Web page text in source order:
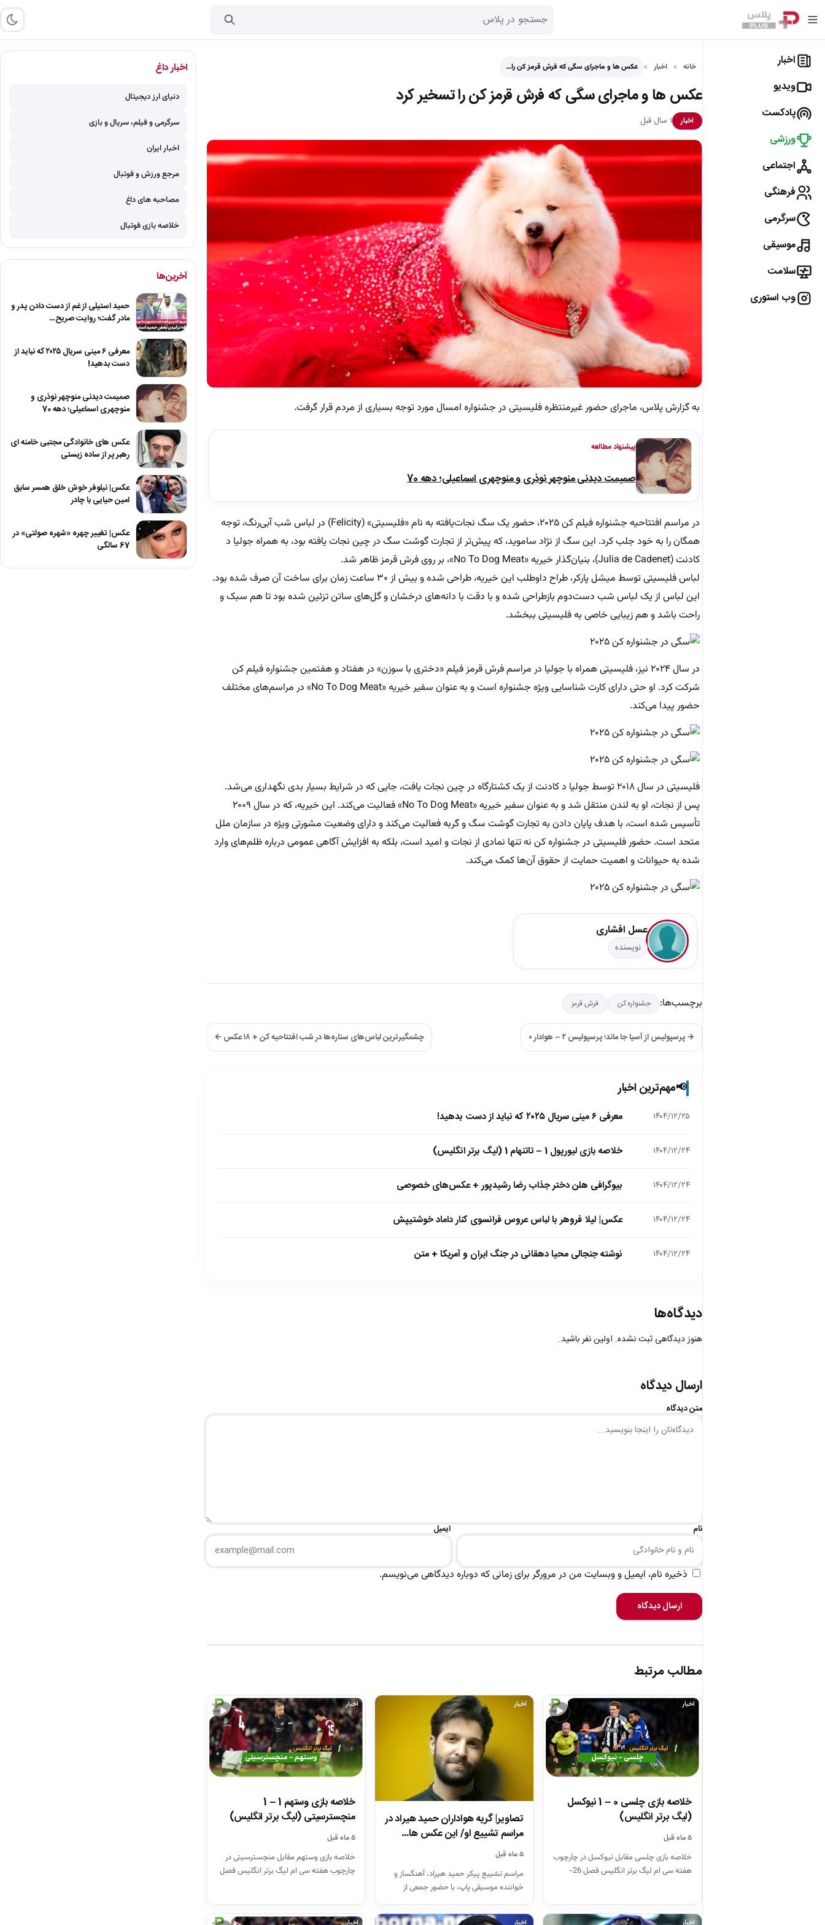
اخبار
ویدیو
پادکست
ورزشی
اجتماعی
فرهنگی
سرگرمی
موسیقی
سلامت
وب استوری
خانه اخبار عکس ها و ماجرای سگی که فرش قرمز کن را…
عکس ها و ماجرای سگی که فرش قرمز کن را تسخیر کرد
اخبار ۱ سال قبل
به گزارش پلاس، ماجرای حضور غیرمنتظره فلیسیتی در جشنواره امسال مورد توجه بسیاری از مردم قرار گرفت.
پیشنهاد مطالعه
صمیمت دیدنی منوچهر نوذری و منوچهری اسماعیلی؛ دهه 70
در مراسم افتتاحیه جشنواره فیلم کن ۲۰۲۵، حضور یک سگ نجات‌یافته به نام «فلیسیتی» (Felicity) در لباس شب آبی‌رنگ، توجه
همگان را به خود جلب کرد. این سگ از نژاد ساموید، که پیش‌تر از تجارت گوشت سگ در چین نجات یافته بود، به همراه جولیا د
کادنت (Julia de Cadenet)، بنیان‌گذار خیریه «No To Dog Meat»، بر روی فرش قرمز ظاهر شد.
لباس فلیسیتی توسط میشل پارکر، طراح داوطلب این خیریه، طراحی شده و بیش از ۳۰ ساعت زمان برای ساخت آن صرف شده بود.
این لباس از یک لباس شب دست‌دوم بازطراحی شده و با دقت با دانه‌های درخشان و گل‌های ساتن تزئین شده بود تا هم سبک و
راحت باشد و هم زیبایی خاصی به فلیسیتی ببخشد.
در سال ۲۰۲۴ نیز، فلیسیتی همراه با جولیا در مراسم فرش قرمز فیلم «دختری با سوزن» در هفتاد و هفتمین جشنواره فیلم کن
شرکت کرد. او حتی دارای کارت شناسایی ویژه جشنواره است و به عنوان سفیر خیریه «No To Dog Meat» در مراسم‌های مختلف
حضور پیدا می‌کند.
فلیسیتی در سال ۲۰۱۸ توسط جولیا د کادنت از یک کشتارگاه در چین نجات یافت، جایی که در شرایط بسیار بدی نگهداری می‌شد.
پس از نجات، او به لندن منتقل شد و به عنوان سفیر خیریه «No To Dog Meat» فعالیت می‌کند. این خیریه، که در سال ۲۰۰۹
تأسیس شده است، با هدف پایان دادن به تجارت گوشت سگ و گربه فعالیت می‌کند و دارای وضعیت مشورتی ویژه در سازمان ملل
متحد است. حضور فلیسیتی در جشنواره کن نه تنها نمادی از نجات و امید است، بلکه به افزایش آگاهی عمومی درباره ظلم‌های وارد
شده به حیوانات و اهمیت حمایت از حقوق آن‌ها کمک می‌کند.
عسل افشاری
نویسنده
برچسب‌ها: جشنواره کن فرش قرمز
→ پرسپولیس از آسیا جا ماند؛ پرسپولیس ۲ – هوادار ۰ چشمگیرترین لباس‌های ستاره‌ها در شب افتتاحیه کن + ۱۸ عکس ←
📢مهم‌ترین اخبار
۱۴۰۴/۱۲/۲۵ معرفی ۶ مینی سریال ۲۰۲۵ که نباید از دست بدهید!
۱۴۰۴/۱۲/۲۴ خلاصه بازی لیورپول 1 – تاتنهام 1 (لیگ برتر انگلیس)
۱۴۰۴/۱۲/۲۴ بیوگرافی هلن دختر جذاب رضا رشیدپور + عکس‌های خصوصی
۱۴۰۴/۱۲/۲۴ عکس| لیلا فروهر با لباس عروس فرانسوی کنار داماد خوشتیپش
۱۴۰۴/۱۲/۲۴ نوشته جنجالی محیا دهقانی در جنگ ایران و آمریکا + متن
دیدگاه‌ها
هنوز دیدگاهی ثبت نشده. اولین نفر باشید.
ارسال دیدگاه
متن دیدگاه
نام ایمیل
ذخیره نام، ایمیل و وبسایت من در مرورگر برای زمانی که دوباره دیدگاهی می‌نویسم.
ارسال دیدگاه
مطالب مرتبط
▶
اخبار
خلاصه بازی چلسی 0 – 1 نیوکسل
(لیگ برتر انگلیس)
۵ ماه قبل
خلاصه بازی چلسی مقابل نیوکسل در چارچوب
هفته سی ام لیگ برتر انگلیس فصل 26-
اخبار
تصاویر| گریه هواداران حمید هیراد در
مراسم تشییع او/ این عکس ها…
۵ ماه قبل
مراسم تشییع پیکر حمید هیراد، آهنگساز و
خواننده موسیقی پاپ، با حضور جمعی از
هنرمندان در قطعه هنرمندان…
▶
اخبار
خلاصه بازی وستهم 1 – 1
منچسترسیتی (لیگ برتر انگلیس)
۵ ماه قبل
خلاصه بازی وستهم مقابل منچسترسیتی در
چارچوب هفته سی ام لیگ برتر انگلیس فصل
اخبار اخبار اخبار
اخبار داغ
دنیای ارز دیجیتال
سرگرمی و فیلم، سریال و بازی
اخبار ایران
مرجع ورزش و فوتبال
مصاحبه های داغ
خلاصه بازی فوتبال
آخرین‌ها
حمید استیلی از غم از دست دادن پدر و
مادر گفت؛ روایت صریح…
معرفی ۶ مینی سریال ۲۰۲۵ که نباید از
دست بدهید!
صمیمت دیدنی منوچهر نوذری و
منوچهری اسماعیلی؛ دهه 70
عکس های خانوادگی مجتبی خامنه ای
رهبر پر از ساده زیستی
عکس| نیلوفر خوش خلق همسر سابق
امین حیایی با چادر
عکس| تغییر چهره «شهره صولتی» در
67 سالگی